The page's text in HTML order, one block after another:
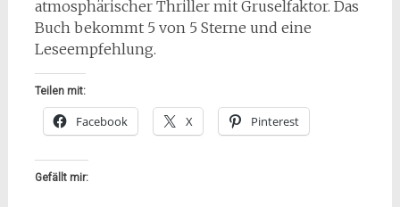
atmosphärischer Thriller mit Gruselfaktor. Das
Buch bekommt 5 von 5 Sterne und eine
Leseempfehlung.
Teilen mit:
Facebook X Pinterest
Gefällt mir: